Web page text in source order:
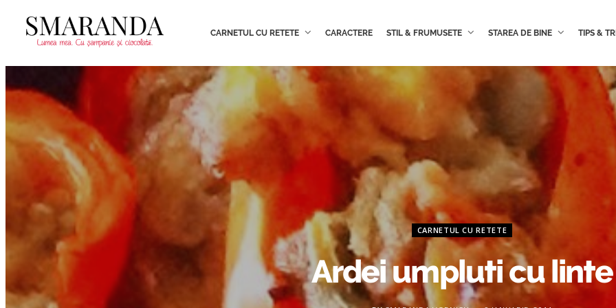
CARNETUL CU RETETE CARACTERE STIL & FRUMUSETE STAREA DE BINE TIPS &
CARNETUL CU RETETE
Ardei umpluti cu linte